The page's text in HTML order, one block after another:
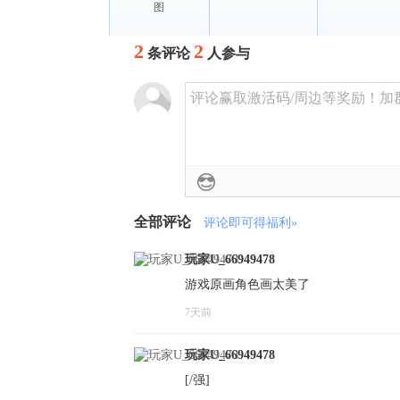
图
2 条评论 2 人参与
评论赢取激活码/周边等奖励！加
全部评论 评论即可得福利»
玩家U_66949478
游戏原画角色画太美了
7天前
玩家U_66949478
[/强]